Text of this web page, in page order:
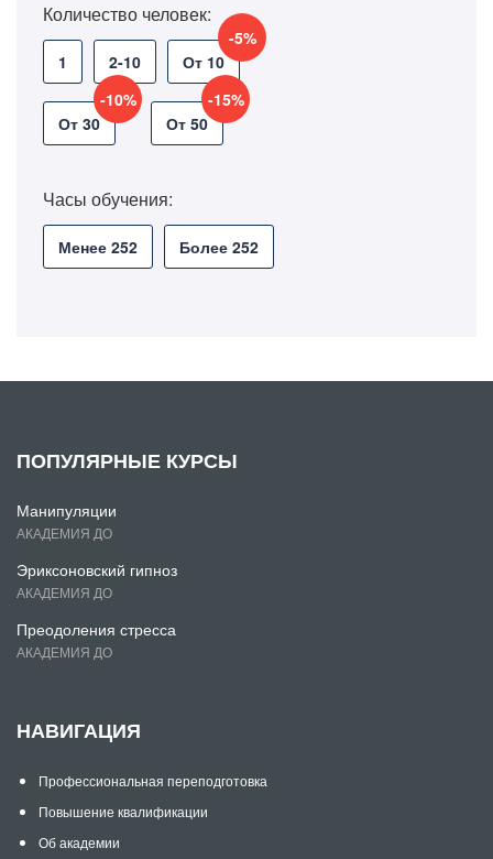
Количество человек:
1 2-10 От 10
-5%
От 30
-10%
От 50
-15%
Часы обучения:
Менее 252 Более 252
ПОПУЛЯРНЫЕ КУРСЫ
Манипуляции
АКАДЕМИЯ ДО
Эриксоновский гипноз
АКАДЕМИЯ ДО
Преодоления стресса
АКАДЕМИЯ ДО
НАВИГАЦИЯ
Профессиональная переподготовка
Повышение квалификации
Об академии